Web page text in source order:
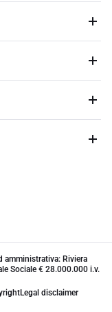
amministrativa: Riviera
Sociale € 28.000.000 i.v.
Legal disclaimer